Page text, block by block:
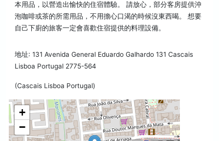
本用品，以營造出愉快的住宿體驗。 請放心，部分客房提供沖
泡咖啡或茶的所需用品，不用擔心口渴的時候沒東西喝。 想要
自己下廚的旅客一定會喜歡住宿提供的料理設備。
地址: 131 Avenida General Eduardo Galhardo 131 Cascais
Lisboa Portugal 2775-564
(Cascais Lisboa Portugal)
+
−